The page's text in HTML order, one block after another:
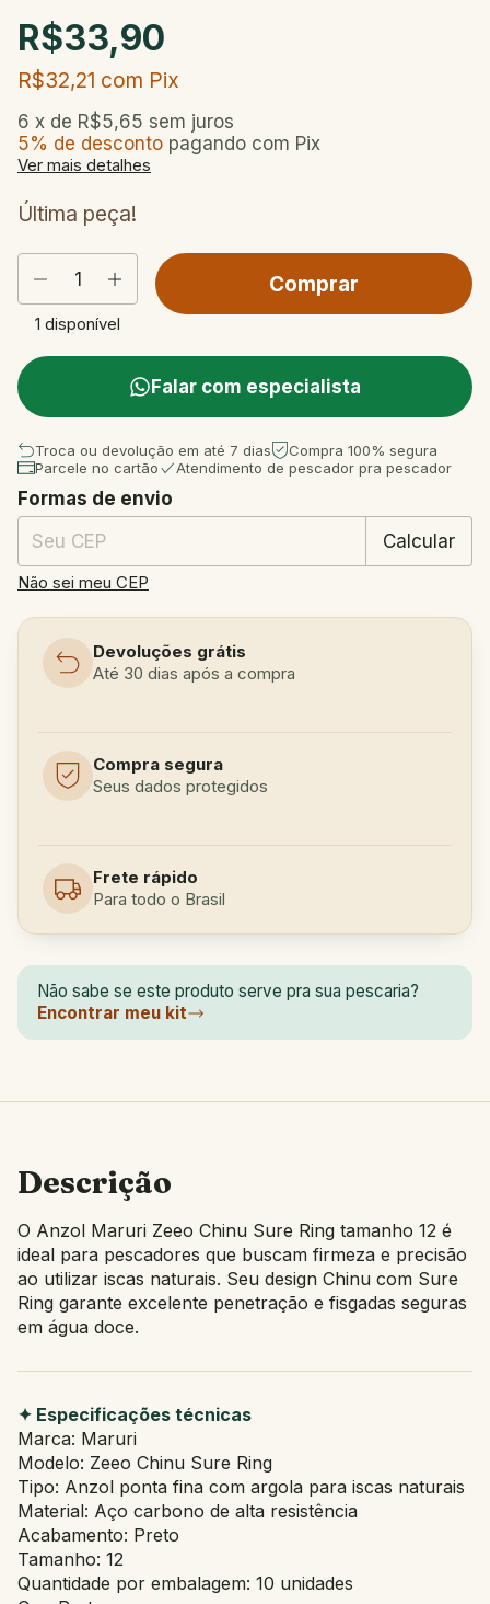
R$33,90
R$32,21 com Pix
6 x de R$5,65 sem juros
5% de desconto pagando com Pix
Ver mais detalhes
Última peça!
1 disponível
Falar com especialista
Troca ou devolução em até 7 dias
Compra 100% segura
Parcele no cartão
Atendimento de pescador pra pescador
Entregas para o CEP:
Formas de envio
Calcular
Não sei meu CEP
Devoluções grátis
Até 30 dias após a compra
Compra segura
Seus dados protegidos
Frete rápido
Para todo o Brasil
Não sabe se este produto serve pra sua pescaria?
Encontrar meu kit
Descrição
O Anzol Maruri Zeeo Chinu Sure Ring tamanho 12 é
ideal para pescadores que buscam firmeza e precisão
ao utilizar iscas naturais. Seu design Chinu com Sure
Ring garante excelente penetração e fisgadas seguras
em água doce.
✦ Especificações técnicas
Marca: Maruri
Modelo: Zeeo Chinu Sure Ring
Tipo: Anzol ponta fina com argola para iscas naturais
Material: Aço carbono de alta resistência
Acabamento: Preto
Tamanho: 12
Quantidade por embalagem: 10 unidades